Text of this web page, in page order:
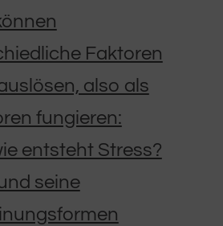
Faktoren
also als
fungieren:
entsteht Stress?
seine